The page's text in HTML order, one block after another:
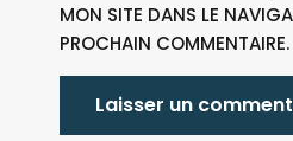
MON SITE DANS LE
PROCHAIN COMMENTAIRE.